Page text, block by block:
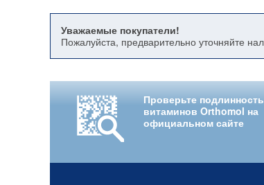
Уважаемые покупатели!
Пожалуйста, предварительно уточняйте
Проверьте
витаминов Orthomol на
официальном сайте